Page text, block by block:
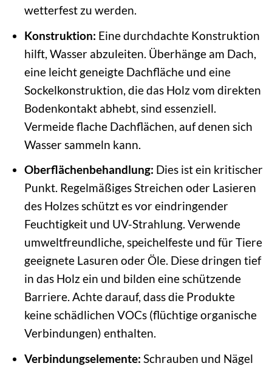
wetterfest zu werden.
Konstruktion: Eine durchdachte Konstruktion
hilft, Wasser abzuleiten. Überhänge am Dach,
eine leicht geneigte Dachfläche und eine
Sockelkonstruktion, die das Holz vom direkten
Bodenkontakt abhebt, sind essenziell.
Vermeide flache Dachflächen, auf denen sich
Wasser sammeln kann.
Oberflächenbehandlung: Dies ist ein kritischer
Punkt. Regelmäßiges Streichen oder Lasieren
des Holzes schützt es vor eindringender
Feuchtigkeit und UV-Strahlung. Verwende
umweltfreundliche, speichelfeste und für Tiere
geeignete Lasuren oder Öle. Diese dringen tief
in das Holz ein und bilden eine schützende
Barriere. Achte darauf, dass die Produkte
keine schädlichen VOCs (flüchtige organische
Verbindungen) enthalten.
Verbindungselemente: Schrauben und Nägel